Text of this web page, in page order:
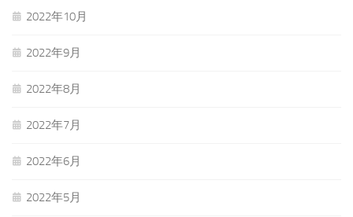
2022年10月
2022年9月
2022年8月
2022年7月
2022年6月
2022年5月